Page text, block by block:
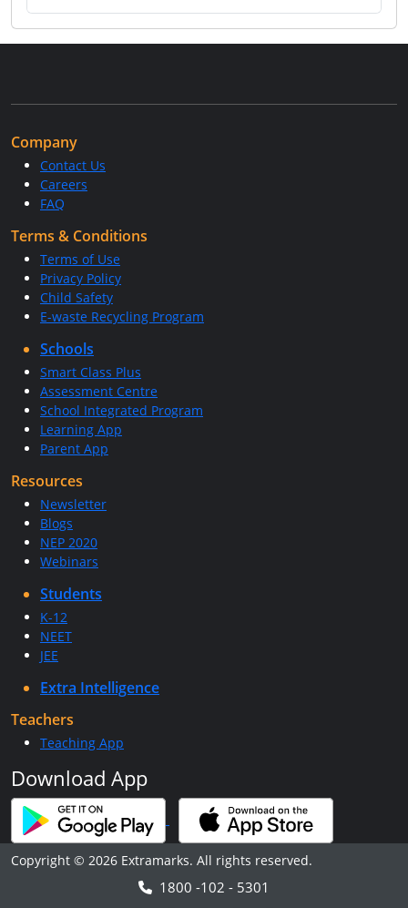
Company
Contact Us
Careers
FAQ
Terms & Conditions
Terms of Use
Privacy Policy
Child Safety
E-waste Recycling Program
Schools
Smart Class Plus
Assessment Centre
School Integrated Program
Learning App
Parent App
Resources
Newsletter
Blogs
NEP 2020
Webinars
Students
K-12
NEET
JEE
Extra Intelligence
Teachers
Teaching App
Download App
Copyright © 2026 Extramarks. All rights reserved.
1800 -102 - 5301